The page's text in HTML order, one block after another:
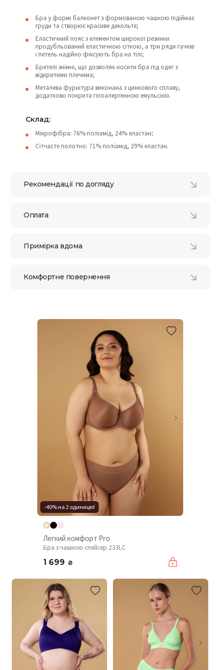
Бра у формі балконет з формованою чашкою підіймає
груди та створює красиве декольте;
Еластичний пояс з елементом широкої резинки
продубльований еластичною сіткою, а три ряди гачків
і петель надійно фіксують бра на тілі;
Бретелі знімні, що дозволяє носити бра під одяг з
відкритими плечима;
Металева фурнітура виконана з цинкового сплаву,
додатково покрита гіпоалергенною емульсією.
Склад:
Мікрофібра: 76% поліамід, 24% еластан;
Сітчасте полотно: 71% поліамід, 29% еластан.
Рекомендації по догляду
Оплата
Примірка вдома
Комфортне повернення
-40% на 2 одиницю!
Легкий комфорт Pro
Бра з чашкою спейсер 233LC
1 699 ₴